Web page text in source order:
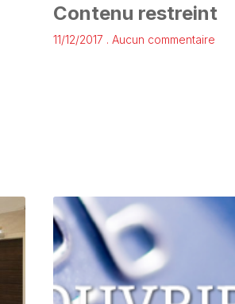
Contenu restreint
11/12/2017 Aucun commentaire